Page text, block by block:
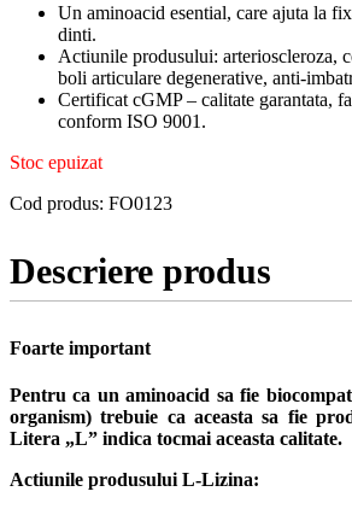
Un aminoacid esential, care ajuta la
dinti.
Actiunile produsului: arterioscleroza,
boli articulare degenerative, anti-
Certificat cGMP – calitate garantata,
conform ISO 9001.
Stoc epuizat
Cod produs: FO0123
Descriere produs
Foarte important
Pentru ca un aminoacid sa fie
organism) trebuie ca aceasta sa fie
Litera „L” indica tocmai aceasta calitate.
Actiunile produsului L-Lizina: